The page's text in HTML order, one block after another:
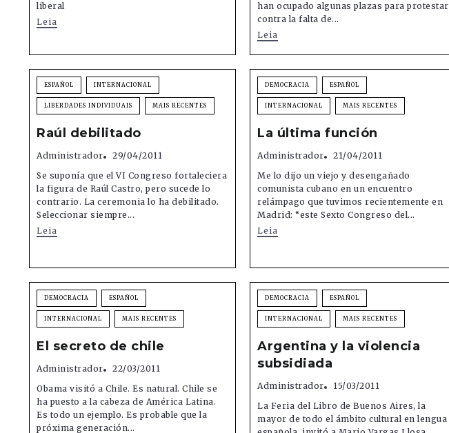
liberal
Leia
han ocupado algunas plazas para protestar
contra la falta de...
Leia
ESPAÑOL INTERNACIONAL
LIBERDADES INDIVIDUAIS MAIS RECENTES
Raúl debilitado
Administrador
29/04/2011
Se suponía que el VI Congreso fortaleciera
la figura de Raúl Castro, pero sucede lo
contrario. La ceremonia lo ha debilitado.
Seleccionar siempre...
Leia
DEMOCRACIA ESPAÑOL
INTERNACIONAL MAIS RECENTES
La última función
Administrador
21/04/2011
Me lo dijo un viejo y desengañado
comunista cubano en un encuentro
relámpago que tuvimos recientemente en
Madrid: “este Sexto Congreso del...
Leia
DEMOCRACIA ESPAÑOL
INTERNACIONAL MAIS RECENTES
El secreto de chile
Administrador
22/03/2011
Obama visitó a Chile. Es natural. Chile se
ha puesto a la cabeza de América Latina.
Es todo un ejemplo. Es probable que la
próxima generación...
DEMOCRACIA ESPAÑOL
INTERNACIONAL MAIS RECENTES
Argentina y la violencia
subsidiada
Administrador
15/03/2011
La Feria del Libro de Buenos Aires, la
mayor de todo el ámbito cultural en lengua